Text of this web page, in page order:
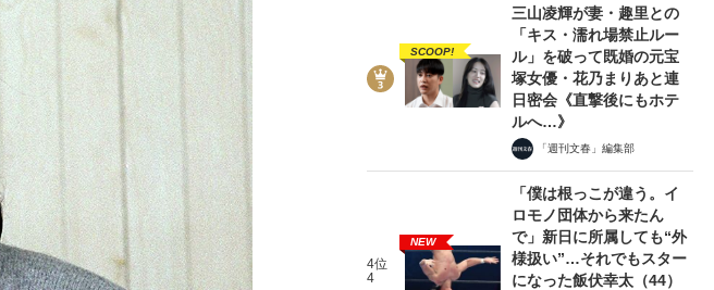
SCOOP!
三山凌輝が妻・趣里との
「キス・濡れ場禁止ルー
ル」を破って既婚の元宝
塚女優・花乃まりあと連
日密会《直撃後にもホテ
ルへ…》
「週刊文春」編集部
4位
4
NEW
「僕は根っこが違う。イ
ロモノ団体から来たん
で」新日に所属しても“外
様扱い”…それでもスター
になった飯伏幸太（44）